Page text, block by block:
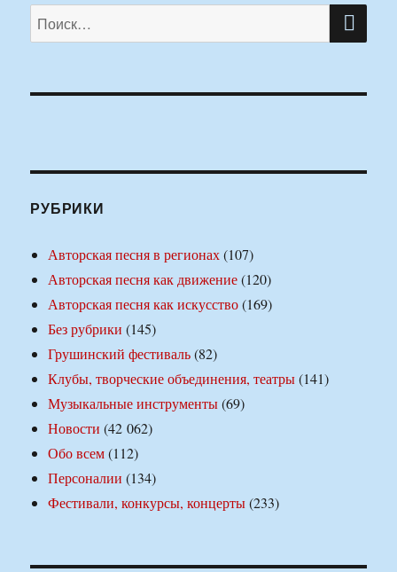
Искать:
РУБРИКИ
Авторская песня в регионах(107)
Авторская песня как движение(120)
Авторская песня как искусство(169)
Без рубрики (145)
Грушинский фестиваль(82)
Клубы, творческие объединения, театры(141)
Музыкальные инструменты(69)
Новости (42 062)
Обо всем(112)
Персоналии (134)
Фестивали, конкурсы, концерты(233)